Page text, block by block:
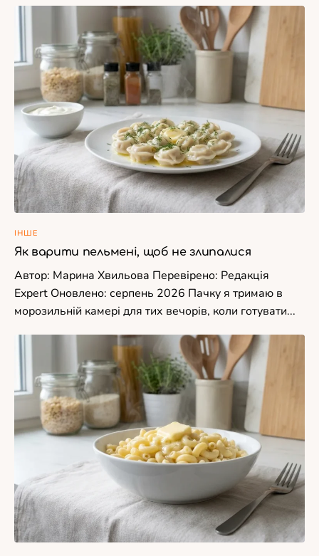
ІНШЕ
Як варити пельмені, щоб не злипалися
Автор: Марина Хвильова Перевірено: Редакція
Expert Оновлено: серпень 2026 Пачку я тримаю в
морозильній камері для тих вечорів, коли готувати...